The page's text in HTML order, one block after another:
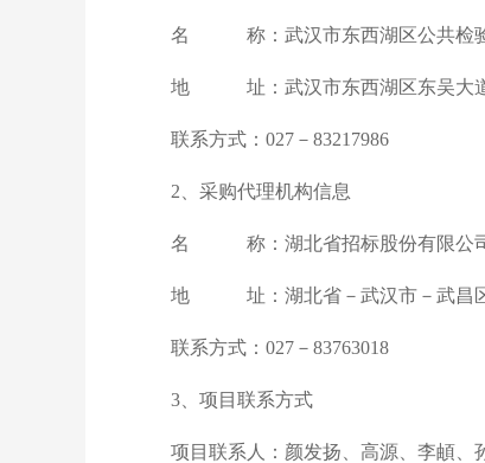
名 称：武汉市东西湖区公共检
地 址：武汉市东西湖区东吴大道
联系方式：027－83217986
2、采购代理机构信息
名 称：湖北省招标股份有限公
地 址：湖北省－武汉市－武昌区
联系方式：027－83763018
3、项目联系方式
项目联系人：颜发扬、高源、李頔、